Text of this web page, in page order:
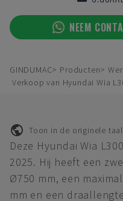
NEEM
GINDUMAC Producten
Verkoop van Hyundai Wia
Toon in de originele taal
Deze Hyundai Wia
2025. Hij heeft een
Ø750 mm, een
mm en een